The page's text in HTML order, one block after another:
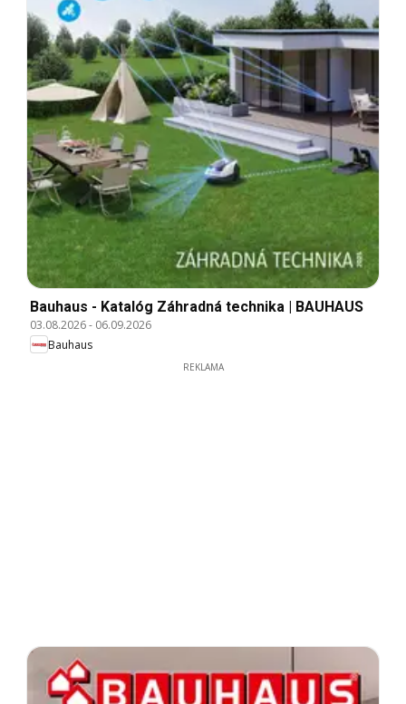
Bauhaus - Katalóg Záhradná technika | BAUHAUS
03.08.2026- 06.09.2026
Bauhaus
REKLAMA